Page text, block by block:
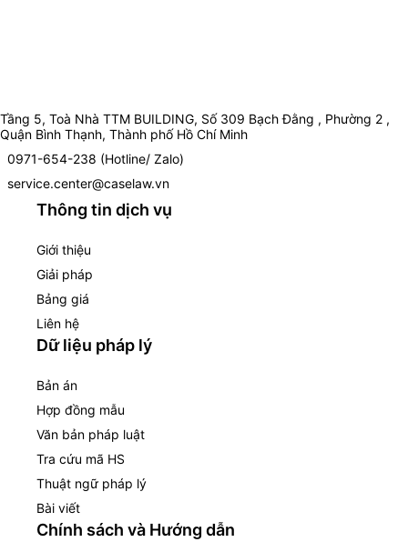
Tầng 5, Toà Nhà TTM BUILDING, Số 309 Bạch Đằng , Phường 2 ,
Quận Bình Thạnh, Thành phố Hồ Chí Minh
0971-654-238 (Hotline/ Zalo)
service.center@caselaw.vn
Thông tin dịch vụ
Giới thiệu
Giải pháp
Bảng giá
Liên hệ
Dữ liệu pháp lý
Bản án
Hợp đồng mẫu
Văn bản pháp luật
Tra cứu mã HS
Thuật ngữ pháp lý
Bài viết
Chính sách và Hướng dẫn